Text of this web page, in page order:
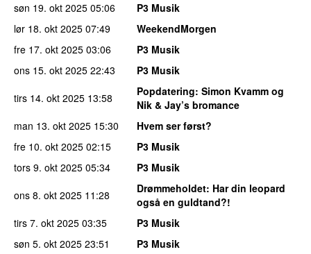
søn 19. okt 2025 05:06
P3 Musik
lør 18. okt 2025 07:49
WeekendMorgen
fre 17. okt 2025 03:06
P3 Musik
ons 15. okt 2025 22:43
P3 Musik
tirs 14. okt 2025 13:58 Popdatering: Simon Kvamm og
Nik & Jay’s bromance
man 13. okt 2025 15:30
Hvem ser først?
fre 10. okt 2025 02:15
P3 Musik
tors 9. okt 2025 05:34
P3 Musik
ons 8. okt 2025 11:28 Drømmeholdet: Har din leopard
også en guldtand?!
tirs 7. okt 2025 03:35
P3 Musik
søn 5. okt 2025 23:51
P3 Musik